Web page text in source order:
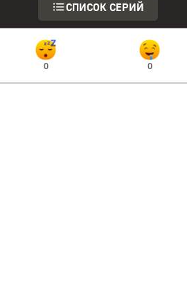
СПИСОК СЕРИЙ
0 0